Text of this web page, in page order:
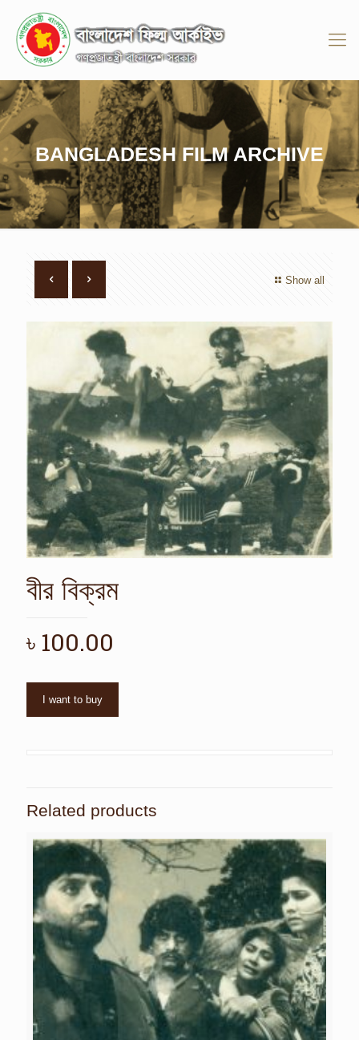
BANGLADESH FILM ARCHIVE
Show all
বীর বিক্রম
৳ 100.00
I want to buy
Related products